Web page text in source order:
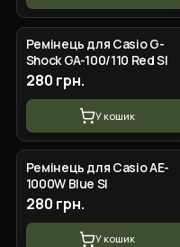
Ремінець для Casio G-
Shock GA-100/110 Red SI
280 грн.
У кошик
Ремінець для Casio AE-
1000W Blue SI
280 грн.
У кошик